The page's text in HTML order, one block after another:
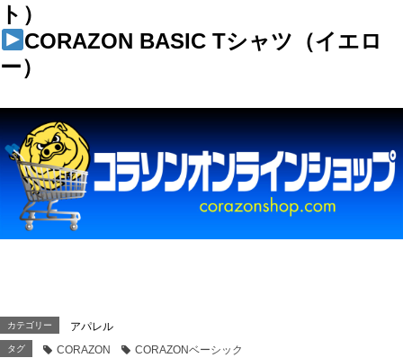
ト）
CORAZON BASIC Tシャツ（イエロ
ー）
カテゴリー アパレル
タグ CORAZON CORAZONベーシック